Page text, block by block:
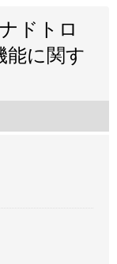
ドトロ
能に関す